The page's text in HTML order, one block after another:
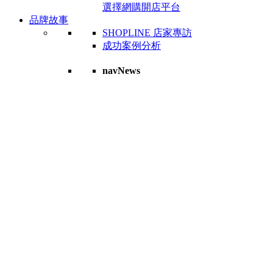
選擇網購開店平台
品牌故事
SHOPLINE 店家專訪
成功案例分析
navNews